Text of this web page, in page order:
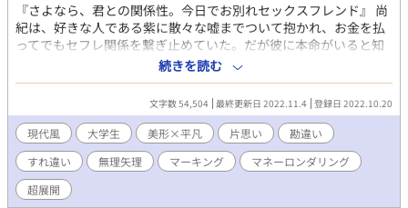
『さよなら、君との関係性。今日でお別れセックスフレンド』 尚
紀は、好きな人である紫に散々な嘘までついて抱かれ、お金を払
ってでもセフレ関係を繋ぎ止めていた。だが彼に本命がいると知
ってしまい、円満に別れようとする。ところが、決意を新たにし
た矢先、とんでもない事態に発展してしまい――なんと自分から
突き放すことに！？ 素直になれない尚紀を置きざりに事態はど
んどん劇化し、最高潮に達する時、やがて一つの結実となる。 前
知らせ） ・舞台は現代日本っぽい架空の国。 ・人気者攻め（非童
貞）×日陰者受け（処女）。 ※この小説は「アルファポリス」、
「ムーンライトノベルズ」にて重複投稿しています。
続きを読む
文字数 54,504 最終更新日 2022.11.4 登録日 2022.10.20
現代風 大学生 美形×平凡 片思い
勘違い
すれ違い
無理矢理 マーキング
マネーロンダリング
超展開